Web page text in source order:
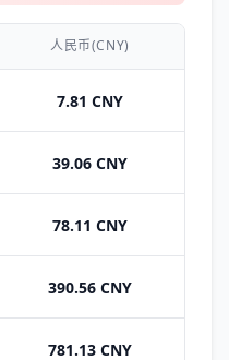
人民币(CNY)
7.81 CNY
39.06 CNY
78.11 CNY
390.56 CNY
781.13 CNY